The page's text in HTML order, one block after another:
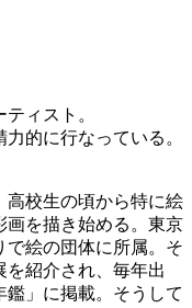
ィスト。
的に行なっている。
高校生の頃から特に絵
画を描き始める。東京
で絵の団体に所属。そ
を紹介され、毎年出
」に掲載。そうして